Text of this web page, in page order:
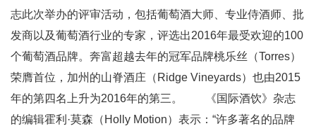
志此次举办的评审活动，包括葡萄酒大师、专业侍酒师、批
发商以及葡萄酒行业的专家，评选出2016年最受欢迎的100
个葡萄酒品牌。奔富超越去年的冠军品牌桃乐丝（Torres）
荣膺首位，加州的山脊酒庄（Ridge Vineyards）也由2015
年的第四名上升为2016年的第三。 《国际酒饮》杂志
的编辑霍利·莫森（Holly Motion）表示：“许多著名的品牌